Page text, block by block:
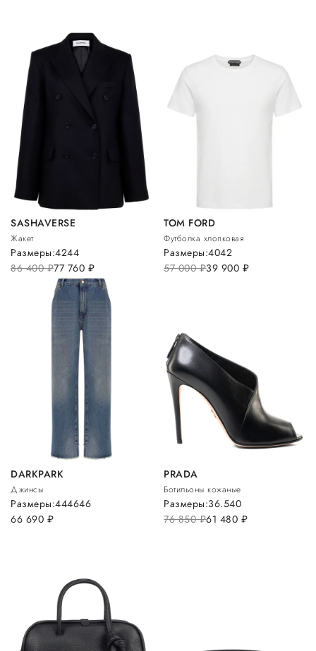
SASHAVERSE
Жакет
86 400руб.77 760 руб.
Размеры:4244
TOM FORD
Футболка хлопковая
57 000руб.39 900 руб.
Размеры:4042
DARKPARK
Джинсы
66 690 руб.
Размеры:444646
PRADA
Ботильоны кожаные
76 850руб.61 480 руб.
Размеры:36.540